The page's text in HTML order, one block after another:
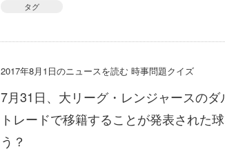
タグ
2017年8月1日のニュースを読む 時事問題クイズ
7月31日、大リーグ・レンジャースの
トレードで移籍することが発表された
う？